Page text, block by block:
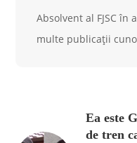
Absolvent al FJSC
multe publicații
Ea este
de tren